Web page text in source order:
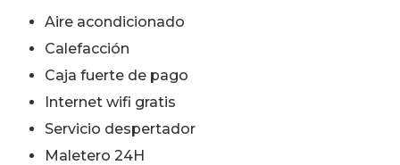
Aire acondicionado
Calefacción
Caja fuerte de pago
Internet wifi gratis
Servicio despertador
Maletero 24H